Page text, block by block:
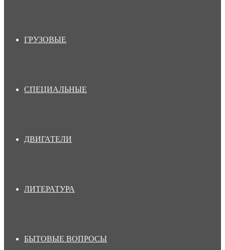
ГРУЗОВЫЕ
СПЕЦИАЛЬНЫЕ
ДВИГАТЕЛИ
ЛИТЕРАТУРА
БЫТОВЫЕ ВОПРОСЫ